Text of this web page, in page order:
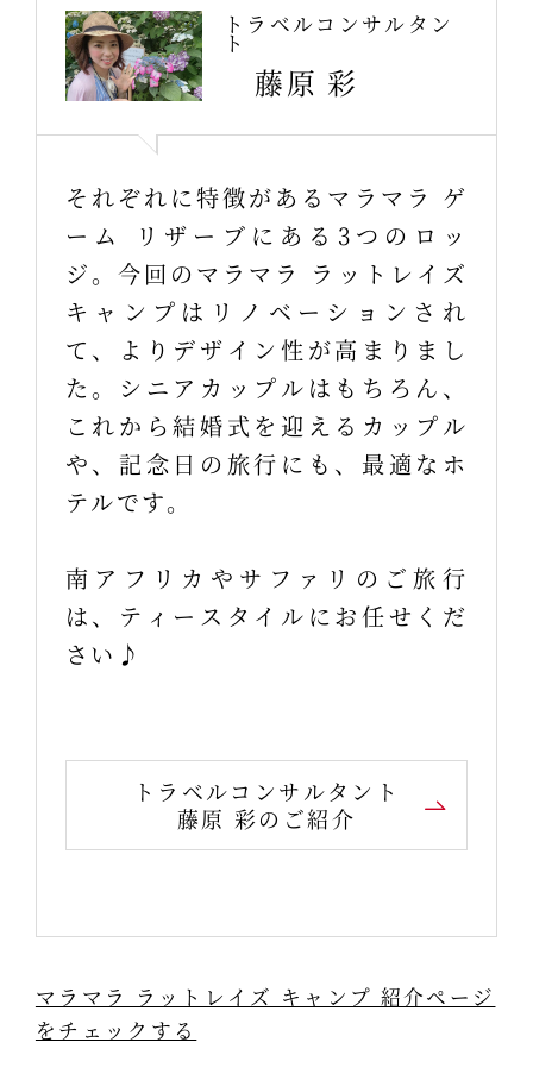
トラベルコンサルタン
ト
藤原 彩
それぞれに特徴があるマラマラ ゲ
ーム リザーブにある3つのロッ
ジ。今回のマラマラ ラットレイズ
キャンプはリノベーションされ
て、よりデザイン性が高まりまし
た。シニアカップルはもちろん、
これから結婚式を迎えるカップル
や、記念日の旅行にも、最適なホ
テルです。
南アフリカやサファリのご旅行
は、ティースタイルにお任せくだ
さい♪
トラベルコンサルタント
藤原 彩のご紹介
マラマラ ラットレイズ キャンプ 紹介ページ
をチェックする